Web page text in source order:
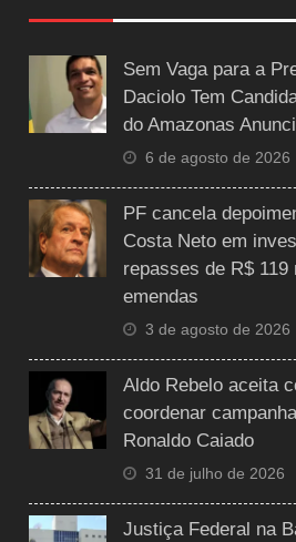
Sem Vaga para a
Daciolo Tem
do Amazonas
6 de agosto de 2026
PF cancela
Costa Neto em
repasses de R$ 119
emendas
3 de agosto de 2026
Aldo Rebelo aceita
coordenar
Ronaldo Caiado
31 de julho de 2026
Justiça Federal na